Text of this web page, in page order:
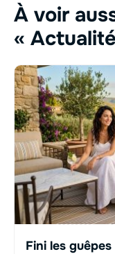
À voir
«
Fini les